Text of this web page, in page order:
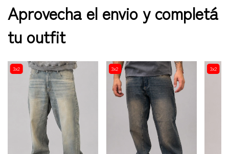
Aprovecha el envio y completá
tu outfit
3x2 3x2 3x2